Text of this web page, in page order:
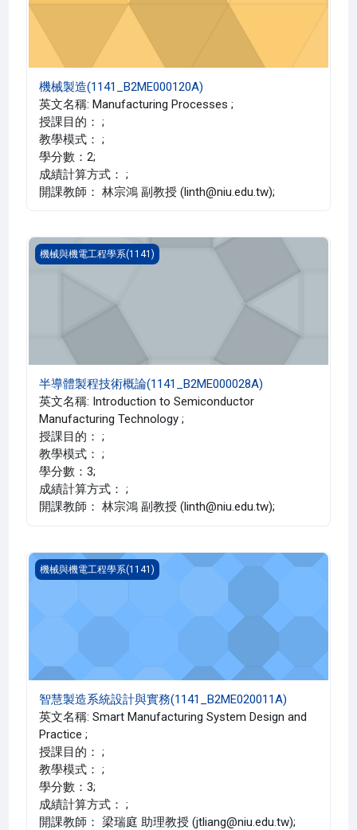
機械製造(1141_B2ME000120A)
英文名稱: Manufacturing Processes ;
授課目的： ;
教學模式： ;
學分數：2;
成績計算方式： ;
開課教師： 林宗鴻 副教授 (linth@niu.edu.tw);
半導體製程技術概論(1141_B2ME000028A)
機械與機電工程學系(1141)
半導體製程技術概論(1141_B2ME000028A)
英文名稱: Introduction to Semiconductor
Manufacturing Technology ;
授課目的： ;
教學模式： ;
學分數：3;
成績計算方式： ;
開課教師： 林宗鴻 副教授 (linth@niu.edu.tw);
智慧製造系統設計與實務(1141_B2ME020011A)
機械與機電工程學系(1141)
智慧製造系統設計與實務(1141_B2ME020011A)
英文名稱: Smart Manufacturing System Design and
Practice ;
授課目的： ;
教學模式： ;
學分數：3;
成績計算方式： ;
開課教師： 梁瑞庭 助理教授 (jtliang@niu.edu.tw);